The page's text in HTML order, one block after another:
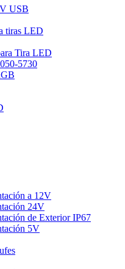
USB
tiras LED
Tira LED
5730
a 12V
24V
de Exterior IP67
5V